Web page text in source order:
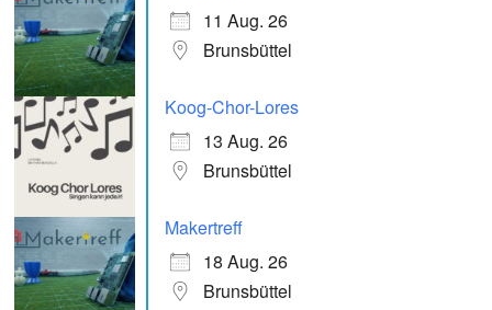
11 Aug. 26
Brunsbüttel
Koog-Chor-Lores
13 Aug. 26
Brunsbüttel
Makertreff
18 Aug. 26
Brunsbüttel